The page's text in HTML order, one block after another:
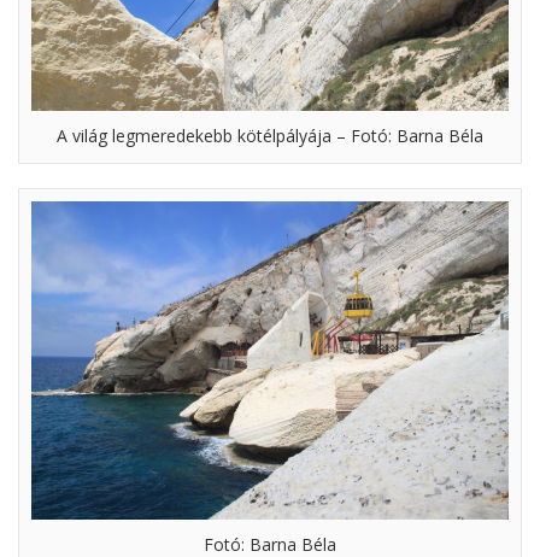
A világ legmeredekebb kötélpályája – Fotó: Barna Béla
Fotó: Barna Béla